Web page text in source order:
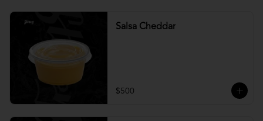
Salsa Cheddar
$500